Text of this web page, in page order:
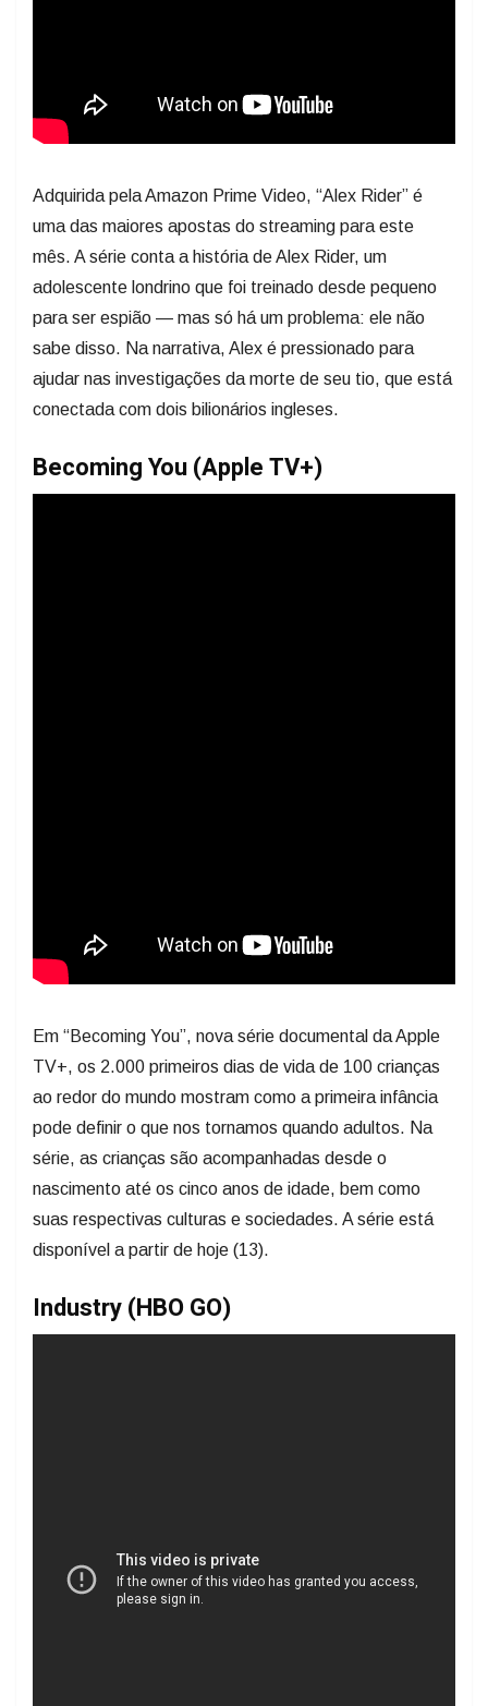
Adquirida pela Amazon Prime Video, “Alex Rider” é
uma das maiores apostas do streaming para este
mês. A série conta a história de Alex Rider, um
adolescente londrino que foi treinado desde pequeno
para ser espião — mas só há um problema: ele não
sabe disso. Na narrativa, Alex é pressionado para
ajudar nas investigações da morte de seu tio, que está
conectada com dois bilionários ingleses.
Becoming You (Apple TV+)
Em “Becoming You”, nova série documental da Apple
TV+, os 2.000 primeiros dias de vida de 100 crianças
ao redor do mundo mostram como a primeira infância
pode definir o que nos tornamos quando adultos. Na
série, as crianças são acompanhadas desde o
nascimento até os cinco anos de idade, bem como
suas respectivas culturas e sociedades. A série está
disponível a partir de hoje (13).
Industry (HBO GO)